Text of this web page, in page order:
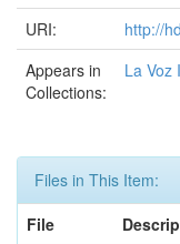
URI:
http://
Appears in
Collections:
La Voz
Files in This Item:
File